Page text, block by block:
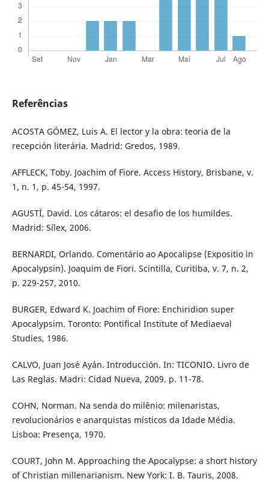
Referências
ACOSTA GÓMEZ, Luis A. El lector y la obra: teoria de la
recepción literária. Madrid: Gredos, 1989.
AFFLECK, Toby. Joachim of Fiore. Access History, Brisbane, v.
1, n. 1, p. 45-54, 1997.
AGUSTÍ, David. Los cátaros: el desafio de los humildes.
Madrid: Sílex, 2006.
BERNARDI, Orlando. Comentário ao Apocalipse (Expositio in
Apocalypsin). Joaquim de Fiori. Scintilla, Curitiba, v. 7, n. 2,
p. 229-257, 2010.
BURGER, Edward K. Joachim of Fiore: Enchiridion super
Apocalypsim. Toronto: Pontifical Institute of Mediaeval
Studies, 1986.
CALVO, Juan José Ayán. Introducción. In: TICONIO. Livro de
Las Reglas. Madri: Cidad Nueva, 2009. p. 11-78.
COHN, Norman. Na senda do milênio: milenaristas,
revolucionários e anarquistas místicos da Idade Média.
Lisboa: Presença, 1970.
COURT, John M. Approaching the Apocalypse: a short history
of Christian millenarianism. New York: I. B. Tauris, 2008.